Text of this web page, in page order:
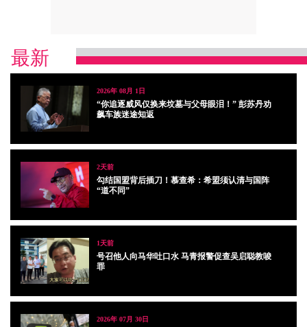
最新
2026年 08月 1日
“你追逐威风仅换来坟墓与父母眼泪！” 彭苏丹劝
飙车族迷途知返
2天前
勾结国盟背后插刀！慕查希：希盟须认清与国阵
“道不同”
1天前
号召他人向马华吐口水 马青报警促查吴启聪教唆
罪
2026年 07月 30日